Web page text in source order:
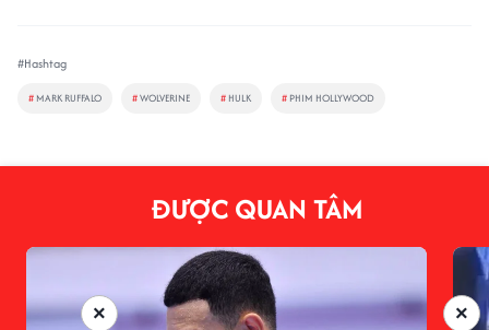
#Hashtag
# MARK RUFFALO #WOLVERINE # HULK # PHIM HOLLYWOOD
ĐƯỢC QUAN TÂM
×
×